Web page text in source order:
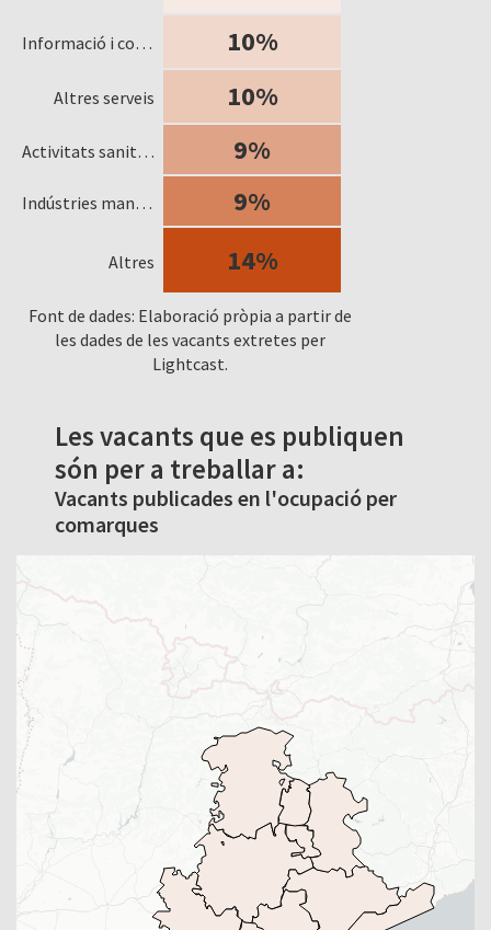
Informació i comunicacions 10%
Altres serveis 10%
Activitats sanitàries i de serveis socials 9%
Indústries manufactureres 9%
Altres 14%
Font de dades: Elaboració pròpia a partir de
les dades de les vacants extretes per
Lightcast.
Les vacants que es publiquen
són per a treballar a:
Vacants publicades en l'ocupació per
comarques